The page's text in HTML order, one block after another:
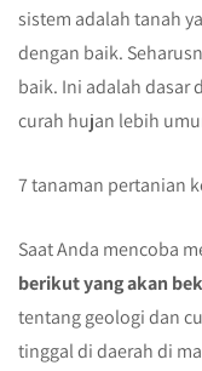
sistem adalah tanah
dengan baik.
baik. Ini adalah dasar
curah hujan lebih
7 tanaman pertanian
Saat Anda mencoba
berikut yang akan
tentang geologi dan
tinggal di daerah di